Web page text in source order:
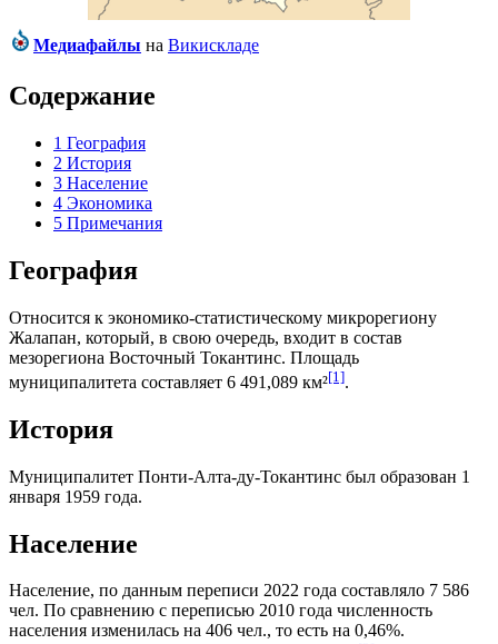
Медиафайлы на Викискладе
Содержание
1 География
2 История
3 Население
4 Экономика
5 Примечания
География
Относится к экономико-статистическому микрорегиону
Жалапан, который, в свою очередь, входит в состав
мезорегиона Восточный Токантинс. Площадь
муниципалитета составляет 6 491,089 км²[1].
История
Муниципалитет Понти-Алта-ду-Токантинс был образован 1
января 1959 года.
Население
Население, по данным переписи 2022 года составляло 7 586
чел. По сравнению с переписью 2010 года численность
населения изменилась на 406 чел., то есть на 0,46%.